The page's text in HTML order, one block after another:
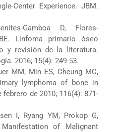
Center Experience. JBM.
Gamboa D, Flores-
Linfoma primario óseo
y revisión de la literatura.
2016; 15(4): 249-53.
MM, Min ES, Cheung MC,
lymphoma of bone in
de 2010; 116(4): 871-
I, Ryang YM, Prokop G,
of Malignant